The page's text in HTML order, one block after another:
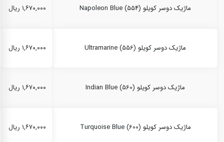
ماژیک دوسر کویلو Napoleon Blue (554) ۱,۶۷۰,۰۰۰ ریال
ماژیک دوسر کویلو Ultramarine (556) ۱,۶۷۰,۰۰۰ ریال
ماژیک دوسر کویلو Indian Blue (560) ۱,۶۷۰,۰۰۰ ریال
ماژیک دوسر کویلو Turquoise Blue (600) ۱,۶۷۰,۰۰۰ ریال